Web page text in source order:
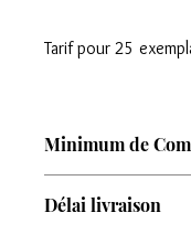
Tarif pour 25
Minimum de
8 modèles
Délai livraison